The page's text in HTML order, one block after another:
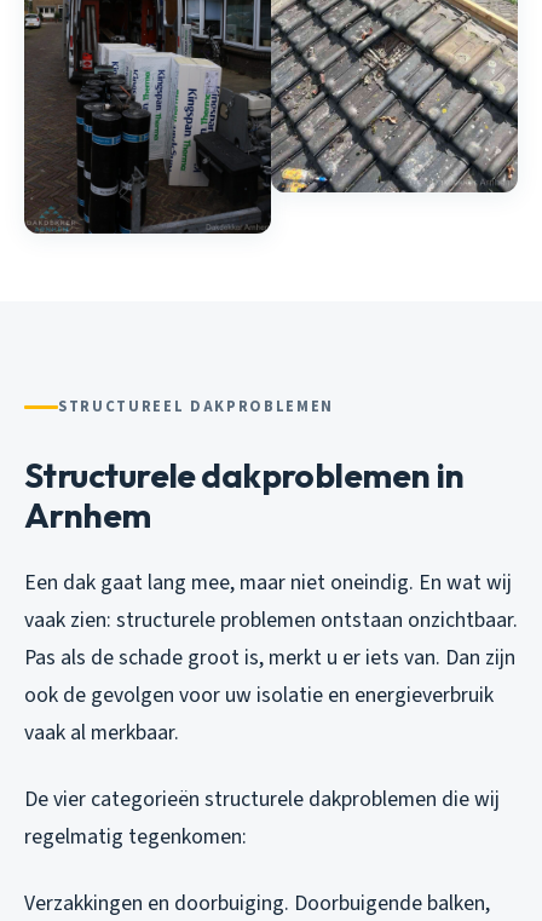
STRUCTUREEL DAKPROBLEMEN
Structurele dakproblemen in
Arnhem
Een dak gaat lang mee, maar niet oneindig. En wat wij
vaak zien: structurele problemen ontstaan onzichtbaar.
Pas als de schade groot is, merkt u er iets van. Dan zijn
ook de gevolgen voor uw isolatie en energieverbruik
vaak al merkbaar.
De vier categorieën structurele dakproblemen die wij
regelmatig tegenkomen:
Verzakkingen en doorbuiging. Doorbuigende balken,